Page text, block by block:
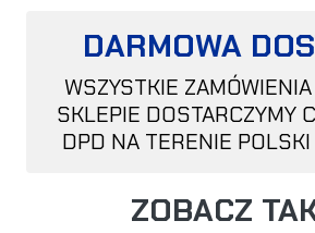
DARMOWA
WSZYSTKIE
SKLEPIE DOSTARCZYMY
DPD NA TERENIE
ZOBACZ